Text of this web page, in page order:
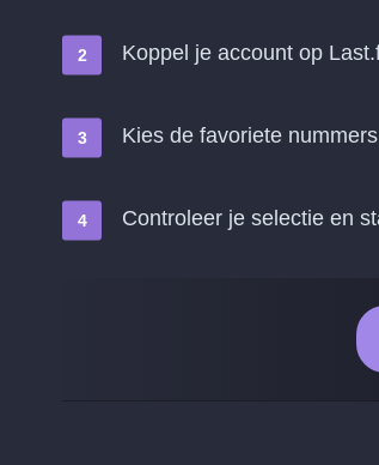
Koppel je account op
Kies de favoriete
Controleer je selectie en